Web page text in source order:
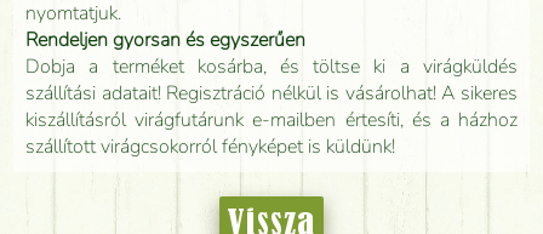
nyomtatjuk.
Rendeljen gyorsan és egyszerűen
Dobja a terméket kosárba, és töltse ki a virágküldés
szállítási adatait! Regisztráció nélkül is vásárolhat! A sikeres
kiszállításról virágfutárunk e-mailben értesíti, és a házhoz
szállított virágcsokorról fényképet is küldünk!
Vissza